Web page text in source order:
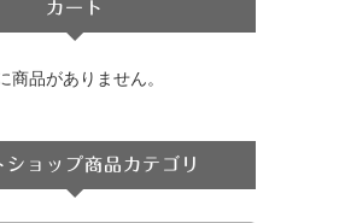
カート
商品がありません。
ショップ商品カテゴリ